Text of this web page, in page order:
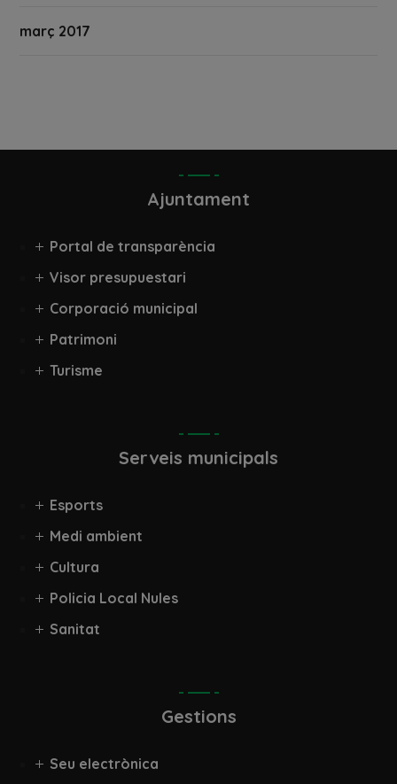
març 2017
Ajuntament
Portal de transparència
Visor presupuestari
Corporació municipal
Patrimoni
Turisme
Serveis municipals
Esports
Medi ambient
Cultura
Policia Local Nules
Sanitat
Gestions
Seu electrònica